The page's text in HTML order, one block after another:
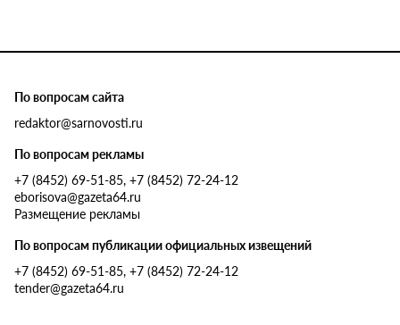
По вопросам сайта
redaktor@sarnovosti.ru
По вопросам рекламы
+7 (8452) 69-51-85, +7 (8452) 72-24-12
eborisova@gazeta64.ru
Размещение рекламы
По вопросам публикации официальных извещений
+7 (8452) 69-51-85, +7 (8452) 72-24-12
tender@gazeta64.ru